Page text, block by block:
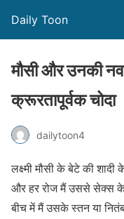
Daily Toon
मौसी और उनकी
क्रूरतापूर्वक चोदा
dailytoon4
लक्ष्मी मौसी के बेटे की
और हर रोज मैं उससे सेक्स के
बीच में मैं उसके स्तन या